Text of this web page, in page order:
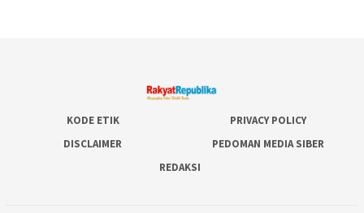
KODE ETIK
PRIVACY POLICY
DISCLAIMER
PEDOMAN MEDIA SIBER
REDAKSI